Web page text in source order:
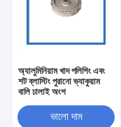
অ্যালুমিনিয়াম খাদ পলিশিং এবং
শট ব্লাস্টিং পুরানো ভ্যাকুয়াম
বালি ঢালাই অংশ
ভালো দাম